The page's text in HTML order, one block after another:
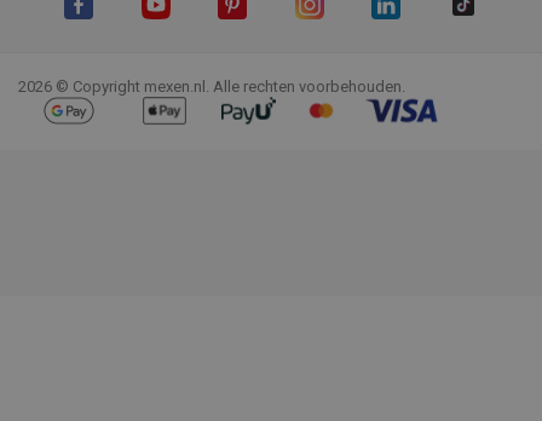
2026 © Copyright mexen.nl. Alle rechten voorbehouden.